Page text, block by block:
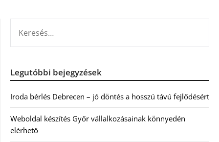
Legutóbbi bejegyzések
Iroda bérlés Debrecen – jó döntés a hosszú távú fejlődésért
Weboldal készítés Győr vállalkozásainak könnyedén
elérhető